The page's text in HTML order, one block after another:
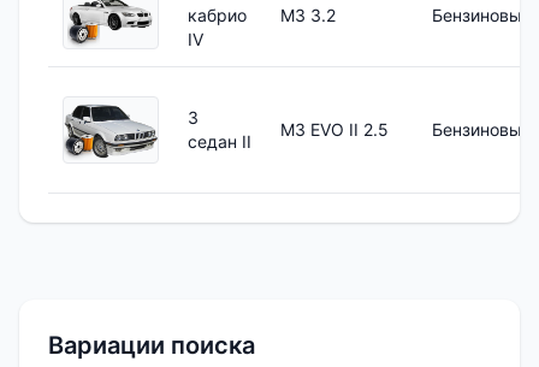
кабрио
IV
M3 3.2 Бензиновый
3
седан II
M3 EVO II 2.5 Бензиновый
Вариации поиска